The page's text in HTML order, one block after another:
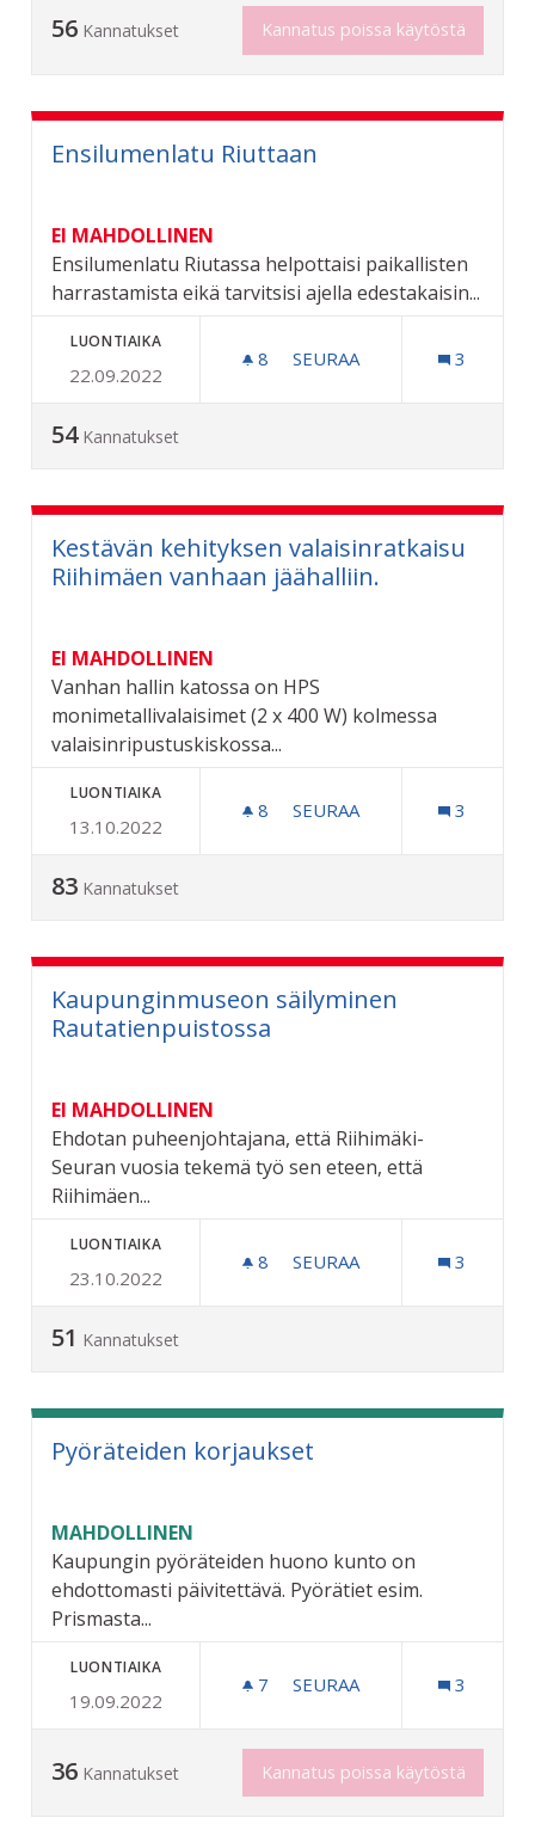
56 Kannatukset Kannatus poissa käytöstä
Ensilumenlatu Riuttaan
EI MAHDOLLINEN
Ensilumenlatu Riutassa helpottaisi paikallisten
harrastamista eikä tarvitsisi ajella edestakaisin...
LUONTIAIKA
22.09.2022
8 8 SEURAAJAA
SEURAA 3
54 Kannatukset
Kestävän kehityksen valaisinratkaisu
Riihimäen vanhaan jäähalliin.
EI MAHDOLLINEN
Vanhan hallin katossa on HPS
monimetallivalaisimet (2 x 400 W) kolmessa
valaisinripustuskiskossa...
LUONTIAIKA
13.10.2022
8 8 SEURAAJAA
SEURAA 3
83 Kannatukset
Kaupunginmuseon säilyminen
Rautatienpuistossa
EI MAHDOLLINEN
Ehdotan puheenjohtajana, että Riihimäki-
Seuran vuosia tekemä työ sen eteen, että
Riihimäen...
LUONTIAIKA
23.10.2022
8 8 SEURAAJAA
SEURAA 3
51 Kannatukset
Pyöräteiden korjaukset
MAHDOLLINEN
Kaupungin pyöräteiden huono kunto on
ehdottomasti päivitettävä. Pyörätiet esim.
Prismasta...
LUONTIAIKA
19.09.2022
7 7 SEURAAJAA
SEURAA 3
36 Kannatukset Kannatus poissa käytöstä